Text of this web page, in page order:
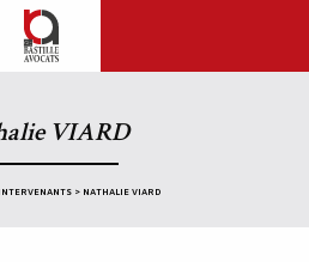
VIARD
> NATHALIE VIARD